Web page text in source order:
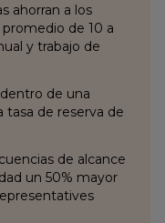
ahorran a los
de 10 a
y trabajo de
de una
tasa de reserva de
de alcance
un 50% mayor